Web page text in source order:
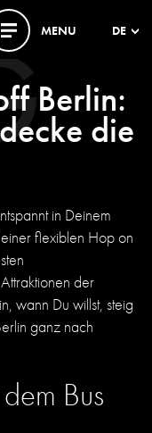
MENU DE
Berlin:
die
in Deinem
flexiblen Hop on
der
wann Du willst, steig
ganz nach
Bus